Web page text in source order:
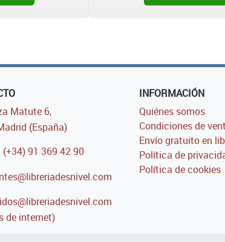
Matute 6,
(España)
(+34) 91 369 42 90
de internet)
INFORMACIÓN
Quiénes somos
Condiciones de
Envío gratuito en
Política de
Política de cookies